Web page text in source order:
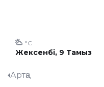
Жексенбі, 9 Тамыз
°C
Артқа